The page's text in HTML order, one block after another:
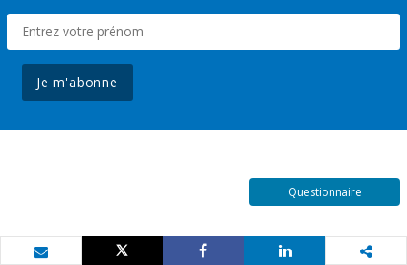
Je m'abonne
Questionnaire